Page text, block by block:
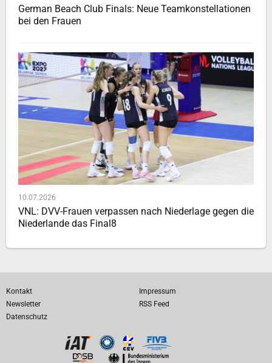
German Beach Club Finals: Neue Teamkonstellationen
bei den Frauen
10.07.2026
VNL: DVV-Frauen verpassen nach Niederlage gegen die
Niederlande das Final8
Kontakt
Impressum
Newsletter
RSS Feed
Datenschutz